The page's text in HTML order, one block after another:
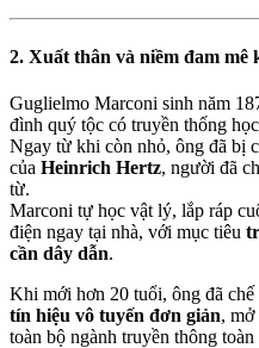
2. Xuất thân và niềm đam mê
Guglielmo Marconi sinh năm
đình quý tộc có truyền thống
Ngay từ khi còn nhỏ, ông đã bị
của Heinrich Hertz, người đã
từ.
Marconi tự học vật lý, lắp ráp
điện ngay tại nhà, với mục tiêu
cần dây dẫn.
Khi mới hơn 20 tuổi, ông đã chế
tín hiệu vô tuyến đơn giản, mở
toàn bộ ngành truyền thông toàn